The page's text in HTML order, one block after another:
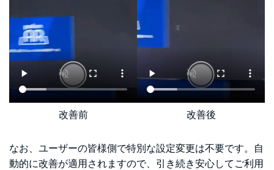
改善前 改善後
なお、ユーザーの皆様側で特別な設定変更は不要です。自
動的に改善が適用されますので、引き続き安心してご利用